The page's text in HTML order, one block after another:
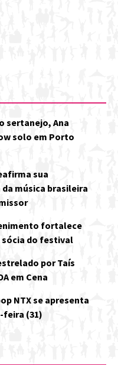
sertanejo, Ana
solo em Porto
sua
música brasileira
fortalece
sócia do festival
por Taís
em Cena
NTX se apresenta
feira (31)